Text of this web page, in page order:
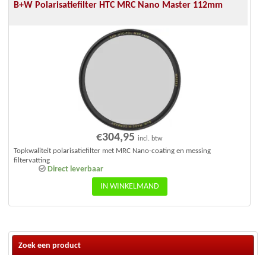
B+W Polarisatiefilter HTC MRC Nano Master 112mm
€304,95 incl. btw
Direct leverbaar
Topkwaliteit polarisatiefilter met MRC Nano-coating en messing
filtervatting
IN WINKELMAND
Zoek een product